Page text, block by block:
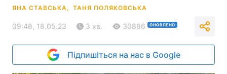
ЯНА СТАВСЬКА, ТАНЯ ПОЛЯКОВСЬКА
09:48, 18.05.23 3 хв. 30886 ОНОВЛЕНО
Підпишіться на нас в Google